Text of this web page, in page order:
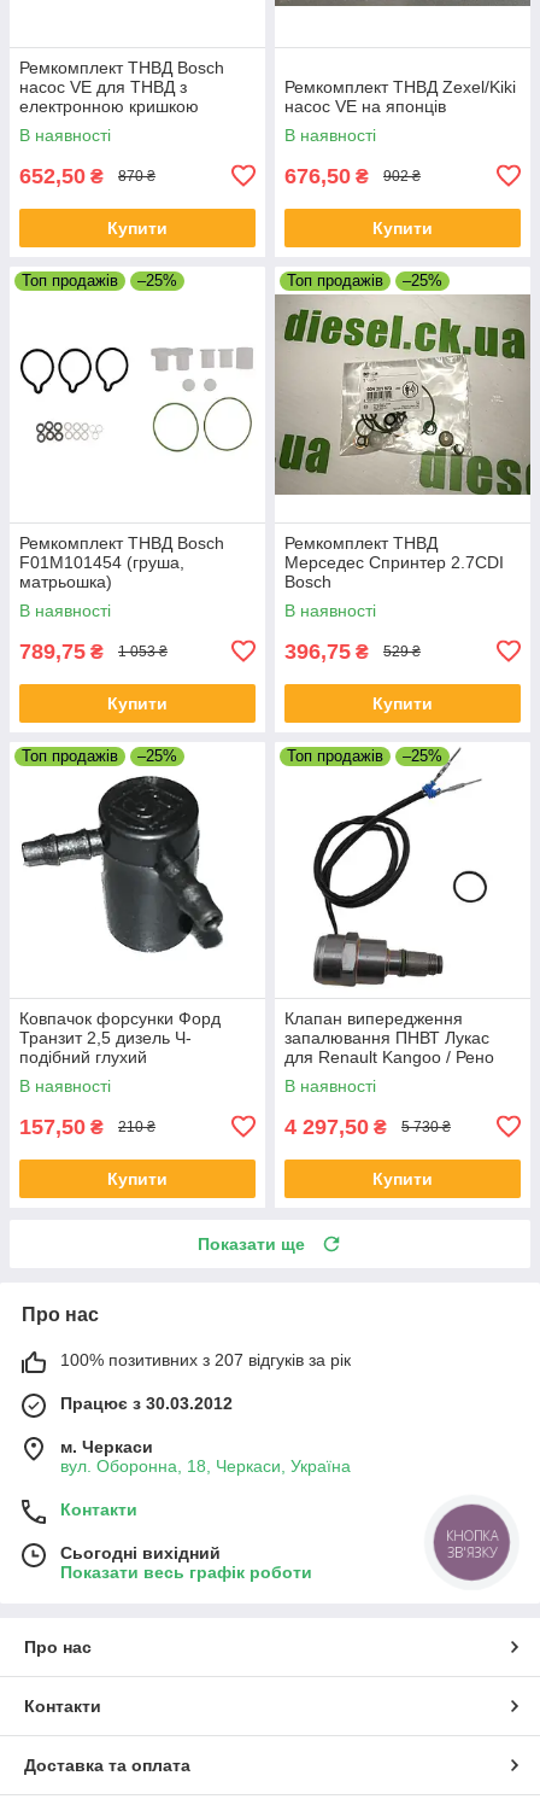
Ремкомплект ТНВД Bosch
насос VE для ТНВД з
електронною кришкою
В наявності
652,50 ₴ 870 ₴
Купити
Ремкомплект ТНВД Zexel/Kiki
насос VE на японців
В наявності
676,50 ₴ 902 ₴
Купити
Топ продажів –25%
Ремкомплект ТНВД Bosch
F01M101454 (груша,
матрьошка)
В наявності
789,75 ₴ 1 053 ₴
Купити
Топ продажів –25%
Ремкомплект ТНВД
Мерседес Спринтер 2.7CDI
Bosch
В наявності
396,75 ₴ 529 ₴
Купити
Топ продажів –25%
Ковпачок форсунки Форд
Транзит 2,5 дизель Ч-
подібний глухий
В наявності
157,50 ₴ 210 ₴
Купити
Топ продажів –25%
Клапан випередження
запалювання ПНВТ Лукас
для Renault Kangoo / Рено
Кенго 1.9D 1996-
В наявності
4 297,50 ₴ 5 730 ₴
Купити
Показати ще
Про нас
100% позитивних з 207 відгуків за рік
Працює з 30.03.2012
м. Черкаси
вул. Оборонна, 18, Черкаси, Україна
Контакти
Сьогодні вихідний
Показати весь графік роботи
Про нас
Контакти
Доставка та оплата
КНОПКА
ЗВ'ЯЗКУ